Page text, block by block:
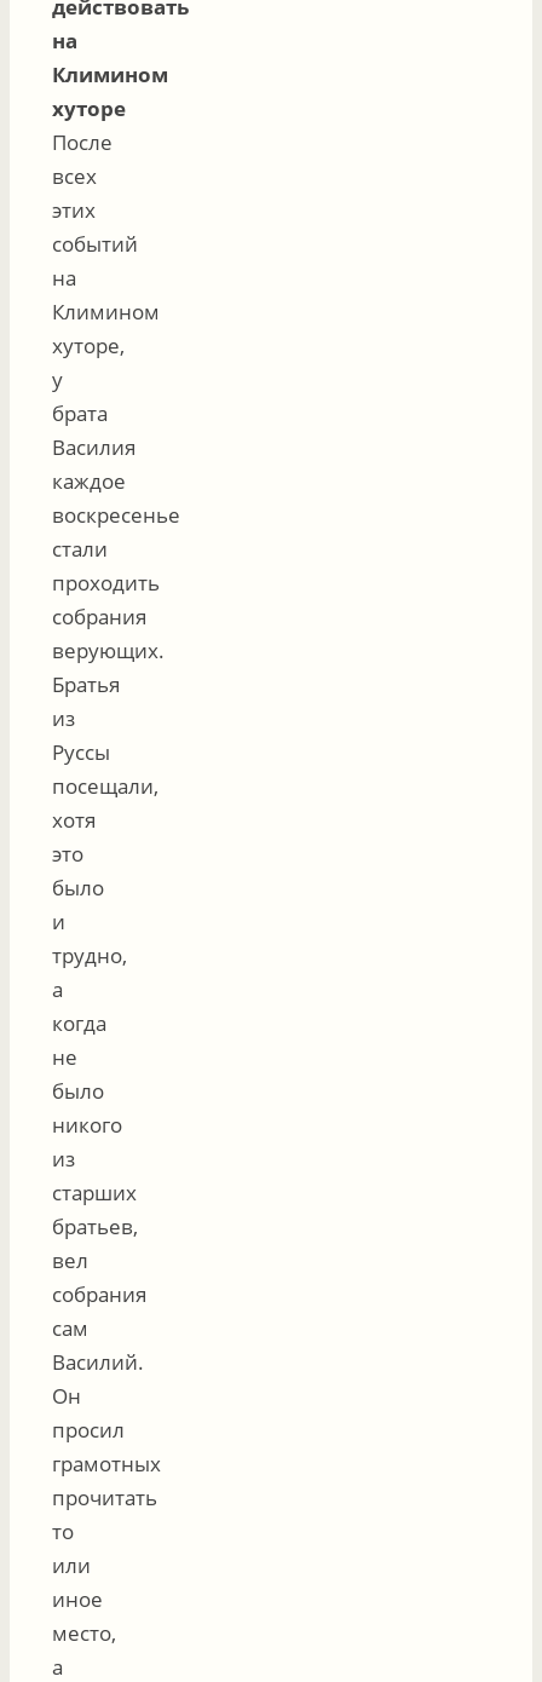
действовать
на
Климином
хуторе
После
всех
этих
событий
на
Климином
хуторе,
у
брата
Василия
каждое
воскресенье
стали
проходить
собрания
верующих.
Братья
из
Руссы
посещали,
хотя
это
было
и
трудно,
а
когда
не
было
никого
из
старших
братьев,
вел
собрания
сам
Василий.
Он
просил
грамотных
прочитать
то
или
иное
место,
а